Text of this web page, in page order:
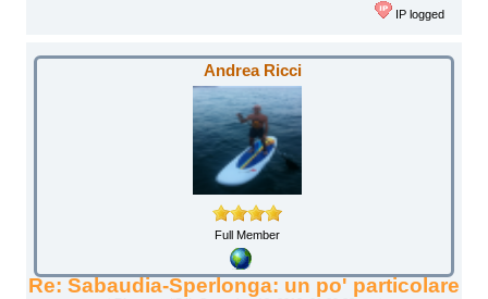
IP logged
Andrea Ricci
Full Member
Re: Sabaudia-Sperlonga: un po' particolare